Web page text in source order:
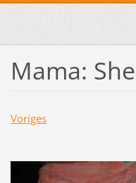
Mama:
Voriges